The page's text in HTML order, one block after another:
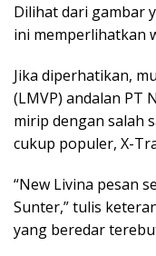
Dilihat dari gambar
ini memperlihatkan
Jika diperhatikan,
(LMVP) andalan PT
mirip dengan salah
cukup populer, X-
“New Livina pesan
Sunter,” tulis
yang beredar